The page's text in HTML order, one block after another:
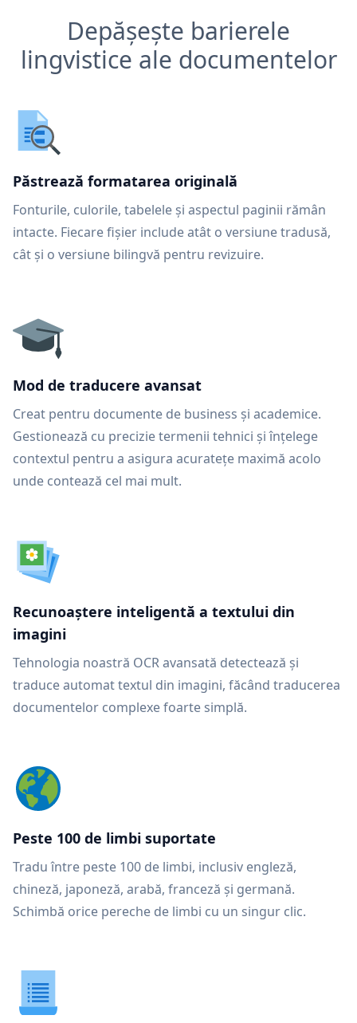
Depășește barierele
lingvistice ale documentelor
Păstrează formatarea originală
Fonturile, culorile, tabelele și aspectul paginii rămân
intacte. Fiecare fișier include atât o versiune tradusă,
cât și o versiune bilingvă pentru revizuire.
Mod de traducere avansat
Creat pentru documente de business și academice.
Gestionează cu precizie termenii tehnici și înțelege
contextul pentru a asigura acuratețe maximă acolo
unde contează cel mai mult.
Recunoaștere inteligentă a textului din
imagini
Tehnologia noastră OCR avansată detectează și
traduce automat textul din imagini, făcând traducerea
documentelor complexe foarte simplă.
Peste 100 de limbi suportate
Tradu între peste 100 de limbi, inclusiv engleză,
chineză, japoneză, arabă, franceză și germană.
Schimbă orice pereche de limbi cu un singur clic.